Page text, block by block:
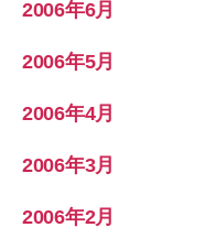
2006年6月
2006年5月
2006年4月
2006年3月
2006年2月